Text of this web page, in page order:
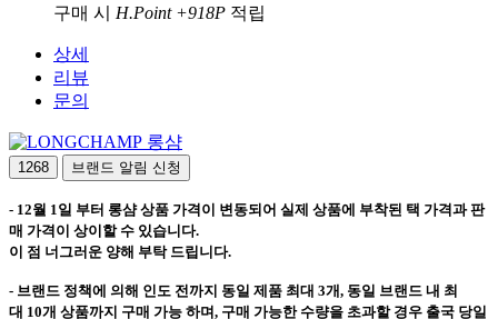
구매 시 H.Point +918P 적립
상세
리뷰
문의
롱샴
1268 브랜드 알림 신청
- 12월 1 일 부터 롱샴 상품 가격이 변동되어 실제 상품에 부착된 택 가격과 판
매 가격이 상이할 수 있습니다.
이 점 너그러운 양해 부탁 드립니다.
- 브랜드 정책에 의해 인도 전까지 동일 제품 최대 3개, 동일 브랜드 내 최
대 10개 상품까지 구매 가능 하며 , 구매 가능한 수량을 초과할 경우 출국 당일